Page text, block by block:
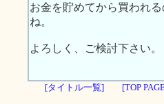
お金を貯めてから買われ
ね。
よろしく、ご検討下さい。
[タイトル一覧]
[TOP